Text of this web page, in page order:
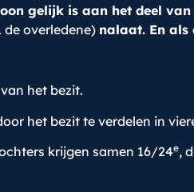
gelijk is aan het deel
de overledene) nalaat. En als
het bezit.
het bezit te verdelen in
krijgen samen 16/24e,